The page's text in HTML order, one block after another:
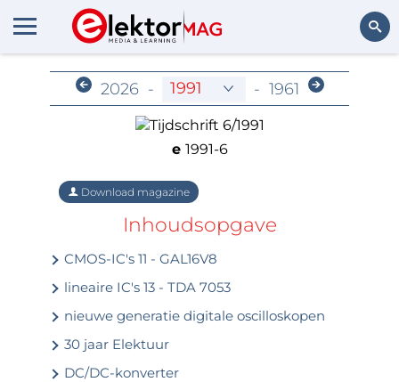
Zoeken
Archief voor leden
2026 - - 1961
e 1991-6
Download magazine
Inhoudsopgave
CMOS-IC's 11 - GAL16V8
lineaire IC's 13 - TDA 7053
nieuwe generatie digitale oscilloskopen
30 jaar Elektuur
DC/DC-konverter